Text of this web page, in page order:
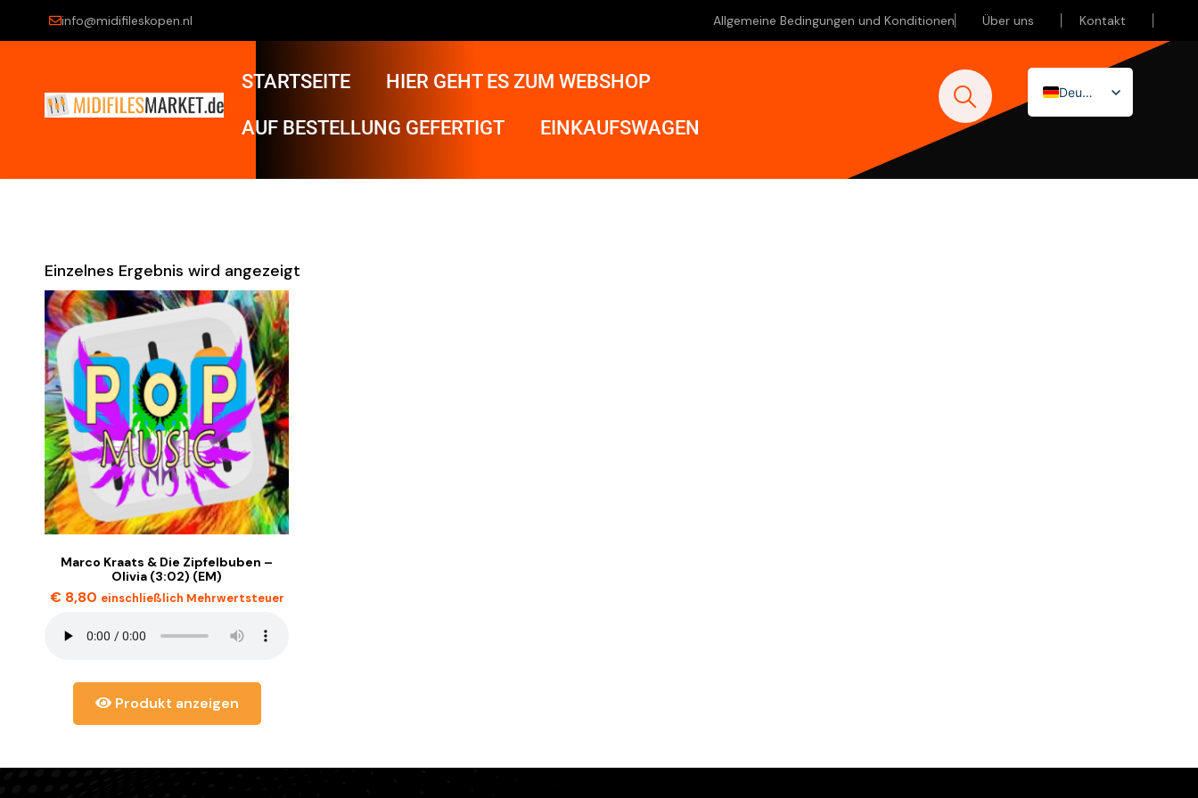
info@midifileskopen.nl Allgemeine Bedingungen und Konditionen Über uns Kontakt
STARTSEITE HIER GEHT ES ZUM WEBSHOP
AUF BESTELLUNG GEFERTIGT EINKAUFSWAGEN
Deutsch
Nederlands
Einzelnes Ergebnis wird angezeigt
Marco Kraats & Die Zipfelbuben –
Olivia (3:02) (EM)
€8,80 einschließlich Mehrwertsteuer
Produkt anzeigen